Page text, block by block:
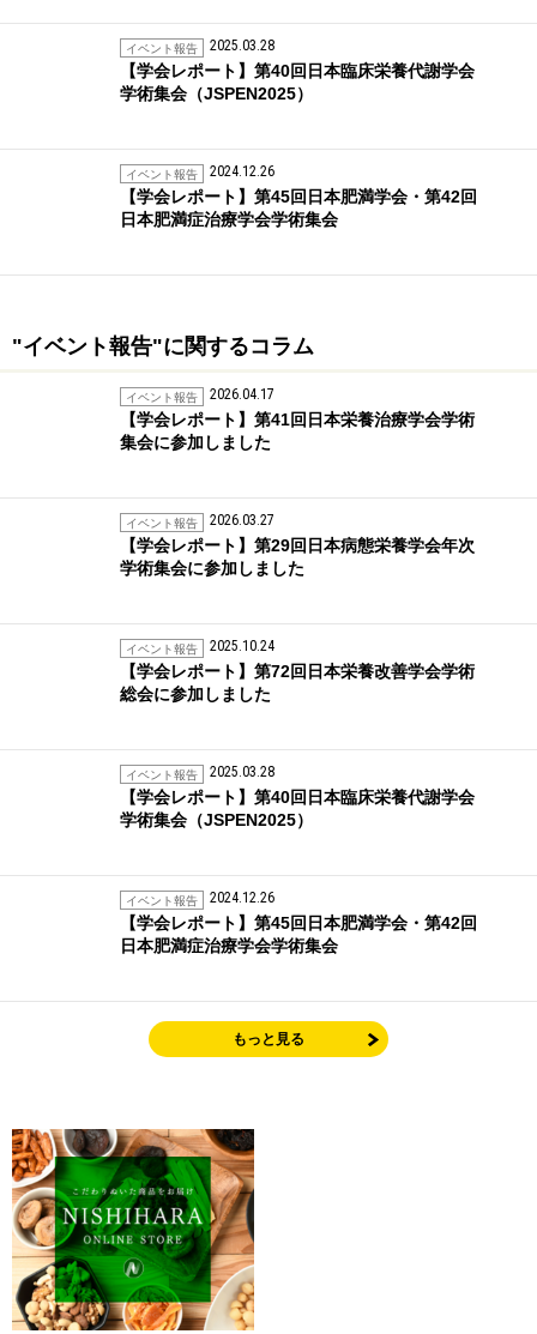
イベント報告 2025.03.28
【学会レポート】第40回日本臨床栄養代謝学会
学術集会（JSPEN2025）
イベント報告 2024.12.26
【学会レポート】第45回日本肥満学会・第42回
日本肥満症治療学会学術集会
"イベント報告"に関するコラム
イベント報告 2026.04.17
【学会レポート】第41回日本栄養治療学会学術
集会に参加しました
イベント報告 2026.03.27
【学会レポート】第29回日本病態栄養学会年次
学術集会に参加しました
イベント報告 2025.10.24
【学会レポート】第72回日本栄養改善学会学術
総会に参加しました
イベント報告 2025.03.28
【学会レポート】第40回日本臨床栄養代謝学会
学術集会（JSPEN2025）
イベント報告 2024.12.26
【学会レポート】第45回日本肥満学会・第42回
日本肥満症治療学会学術集会
もっと見る